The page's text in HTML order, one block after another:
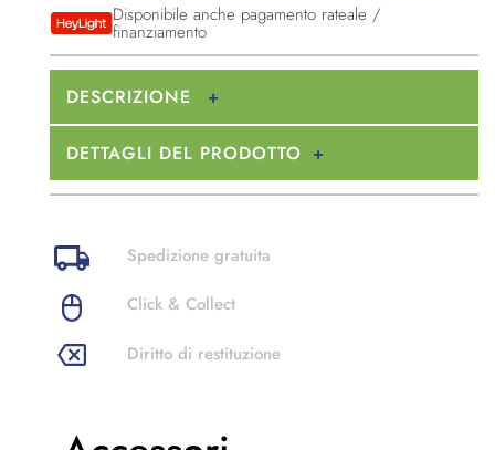
Disponibile anche pagamento rateale /
finanziamento
DESCRIZIONE
DETTAGLI DEL PRODOTTO
Spedizione gratuita
Click & Collect
Diritto di restituzione